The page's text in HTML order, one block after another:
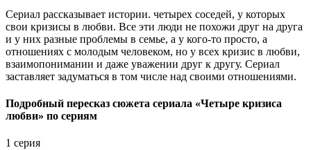
Сериал рассказывает истории. четырех соседей, у которых
свои кризисы в любви. Все эти люди не похожи друг на друга
и у них разные проблемы в семье, а у кого-то просто, а
отношениях с молодым человеком, но у всех кризис в любви,
взаимопонимании и даже уважении друг к другу. Сериал
заставляет задуматься в том числе над своими отношениями.
Подробный пересказ сюжета сериала «Четыре кризиса
любви» по сериям
1 серия